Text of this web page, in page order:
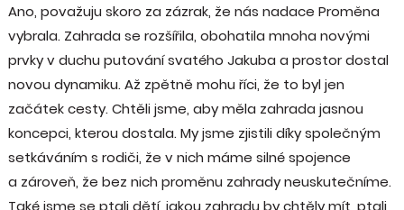
Ano, považuju skoro za zázrak, že nás nadace Proměna
vybrala. Zahrada se rozšířila, obohatila mnoha novými
prvky v duchu putování svatého Jakuba a prostor dostal
novou dynamiku. Až zpětně mohu říci, že to byl jen
začátek cesty. Chtěli jsme, aby měla zahrada jasnou
koncepci, kterou dostala. My jsme zjistili díky společným
setkáváním s rodiči, že v nich máme silné spojence
a zároveň, že bez nich proměnu zahrady neuskutečníme.
Také jsme se ptali dětí, jakou zahradu by chtěly mít, ptali